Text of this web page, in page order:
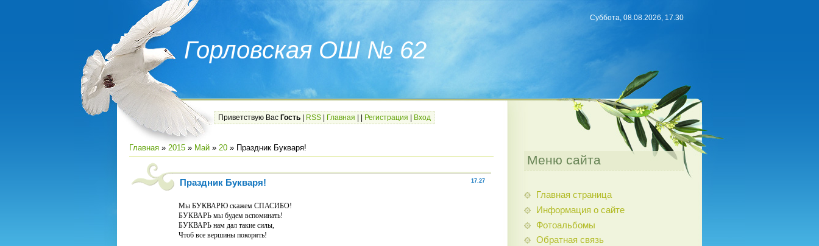
Горловская ОШ № 62
Суббота, 08.08.2026, 17.30
Приветствую Вас Гость RSS Главная Регистрация Вход
Главная » 2015 » Май » 20 » Праздник Букваря!
17.27
Праздник Букваря!
Мы БУКВАРЮ скажем СПАСИБО!
БУКВАРЬ мы будем вспоминать!
БУКВАРЬ нам дал такие силы,
Чтоб все вершины покорять!
Меню сайта
Главная страница
Информация о сайте
Фотоальбомы
Обратная связь